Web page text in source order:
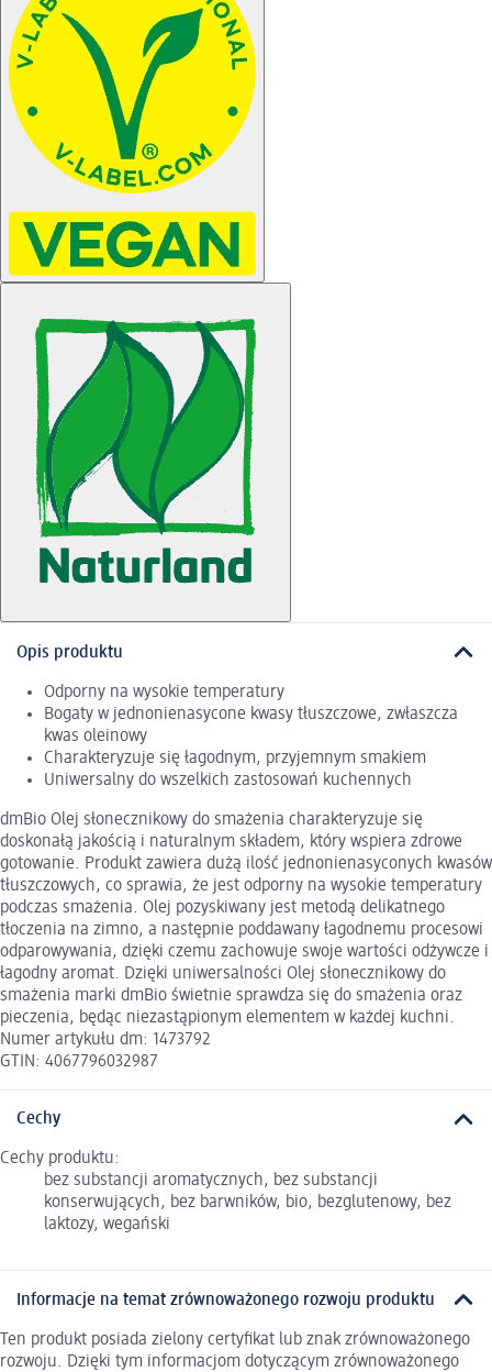
Opis produktu
Odporny na wysokie temperatury
Bogaty w jednonienasycone kwasy tłuszczowe, zwłaszcza
kwas oleinowy
Charakteryzuje się łagodnym, przyjemnym smakiem
Uniwersalny do wszelkich zastosowań kuchennych
dmBio Olej słonecznikowy do smażenia charakteryzuje się
doskonałą jakością i naturalnym składem, który wspiera zdrowe
gotowanie. Produkt zawiera dużą ilość jednonienasyconych kwasów
tłuszczowych, co sprawia, że jest odporny na wysokie temperatury
podczas smażenia. Olej pozyskiwany jest metodą delikatnego
tłoczenia na zimno, a następnie poddawany łagodnemu procesowi
odparowywania, dzięki czemu zachowuje swoje wartości odżywcze i
łagodny aromat. Dzięki uniwersalności Olej słonecznikowy do
smażenia marki dmBio świetnie sprawdza się do smażenia oraz
pieczenia, będąc niezastąpionym elementem w każdej kuchni.
Numer artykułu dm: 1473792
GTIN: 4067796032987
Cechy
Cechy produktu:
bez substancji aromatycznych, bez substancji
konserwujących, bez barwników, bio, bezglutenowy, bez
laktozy, wegański
Informacje na temat zrównoważonego rozwoju produktu
Ten produkt posiada zielony certyfikat lub znak zrównoważonego
rozwoju. Dzięki tym informacjom dotyczącym zrównoważonego